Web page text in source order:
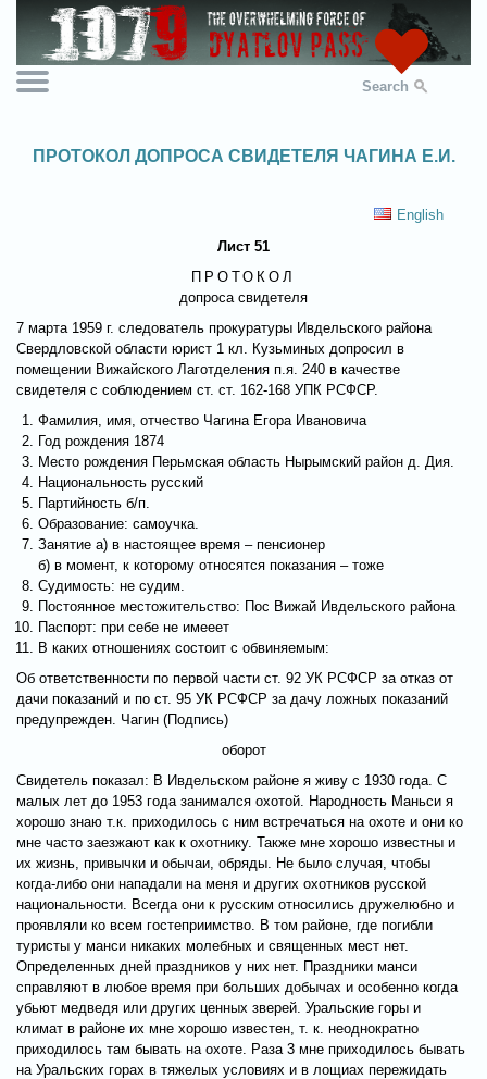
Search
ПРОТОКОЛ ДОПРОСА СВИДЕТЕЛЯ ЧАГИНА Е.И.
English
Лист 51
ПРОТОКОЛ
допроса свидетеля
7 марта 1959 г. следователь прокуратуры Ивдельского района
Свердловской области юрист 1 кл. Кузьминых допросил в
помещении Вижайского Лаготделения п.я. 240 в качестве
свидетеля с соблюдением ст. ст. 162-168 УПК РСФСР.
Фамилия, имя, отчество Чагина Егора Ивановича
Год рождения 1874
Место рождения Перьмская область Нырымский район д. Дия.
Национальность русский
Партийность б/п.
Образование: самоучка.
Занятие а) в настоящее время – пенсионер
б) в момент, к которому относятся показания – тоже
Судимость: не судим.
Постоянное местожительство: Пос Вижай Ивдельского района
Паспорт: при себе не имееет
В каких отношениях состоит с обвиняемым:
Об ответственности по первой части ст. 92 УК РСФСР за отказ от
дачи показаний и по ст. 95 УК РСФСР за дачу ложных показаний
предупрежден. Чагин (Подпись)
оборот
Свидетель показал: В Ивдельском районе я живу с 1930 года. С
малых лет до 1953 года занимался охотой. Народность Маньси я
хорошо знаю т.к. приходилось с ним встречаться на охоте и они ко
мне часто заезжают как к охотнику. Также мне хорошо известны и
их жизнь, привычки и обычаи, обряды. Не было случая, чтобы
когда-либо они нападали на меня и других охотников русской
национальности. Всегда они к русским относились дружелюбно и
проявляли ко всем гостеприимство. В том районе, где погибли
туристы у манси никаких молебных и священных мест нет.
Определенных дней праздников у них нет. Праздники манси
справляют в любое время при больших добычах и особенно когда
убьют медведя или других ценных зверей. Уральские горы и
климат в районе их мне хорошо известен, т. к. неоднократно
приходилось там бывать на охоте. Раза 3 мне приходилось бывать
на Уральских горах в тяжелых условиях и в лощиах пережидать